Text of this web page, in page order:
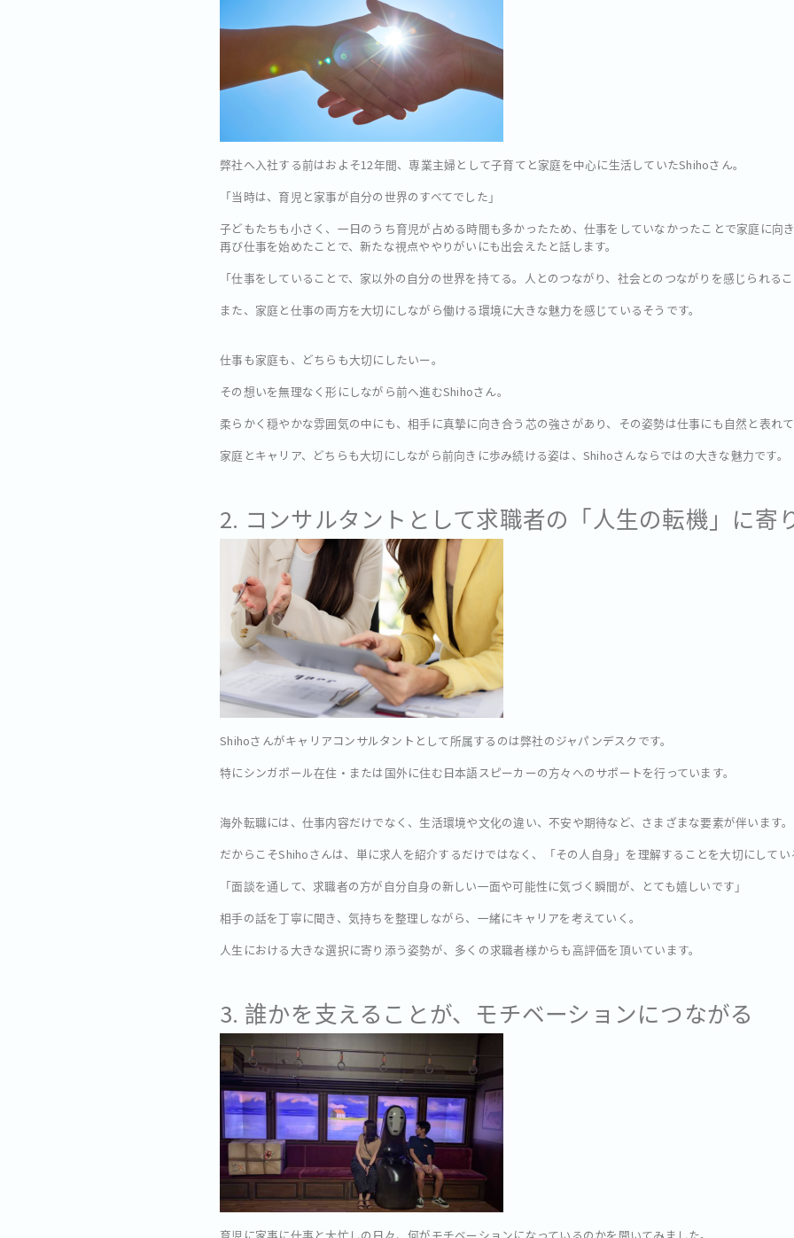
弊社へ入社する前はおよそ12年間、専業主婦として子育てと家庭を中心に生活していたShihoさん。
「当時は、育児と家事が自分の世界のすべてでした」
子どもたちも小さく、一日のうち育児が占める時間も多かったため、仕事をしていなかったことで家庭に向
再び仕事を始めたことで、新たな視点ややりがいにも出会えたと話します。
「仕事をしていることで、家以外の自分の世界を持てる。人とのつながり、社会とのつながりを感じられるこ
また、家庭と仕事の両方を大切にしながら働ける環境に大きな魅力を感じているそうです。
仕事も家庭も、どちらも大切にしたいー。
その想いを無理なく形にしながら前へ進むShihoさん。
柔らかく穏やかな雰囲気の中にも、相手に真摯に向き合う芯の強さがあり、その姿勢は仕事にも自然と表れて
家庭とキャリア、どちらも大切にしながら前向きに歩み続ける姿は、Shihoさんならではの大きな魅力です。
2. コンサルタントとして求職者の「人生の転機」に寄
Shihoさんがキャリアコンサルタントとして所属するのは弊社のジャパンデスクです。
特にシンガポール在住・または国外に住む日本語スピーカーの方々へのサポートを行っています。
海外転職には、仕事内容だけでなく、生活環境や文化の違い、不安や期待など、さまざまな要素が伴います。
だからこそShihoさんは、単に求人を紹介するだけではなく、「その人自身」を理解することを大切にしてい
「面談を通して、求職者の方が自分自身の新しい一面や可能性に気づく瞬間が、とても嬉しいです」
相手の話を丁寧に聞き、気持ちを整理しながら、一緒にキャリアを考えていく。
人生における大きな選択に寄り添う姿勢が、多くの求職者様からも高評価を頂いています。
3. 誰かを支えることが、モチベーションにつながる